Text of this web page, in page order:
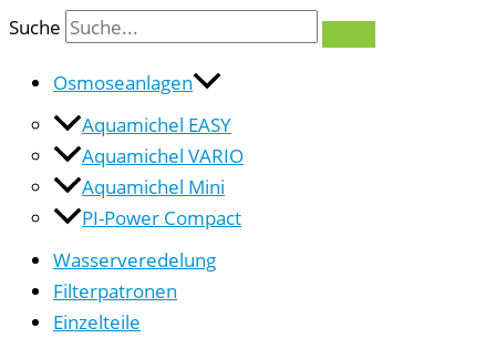
Suche
Osmoseanlagen
Aquamichel EASY
Aquamichel VARIO
Aquamichel Mini
PI-Power Compact
Wasserveredelung
Filterpatronen
Einzelteile